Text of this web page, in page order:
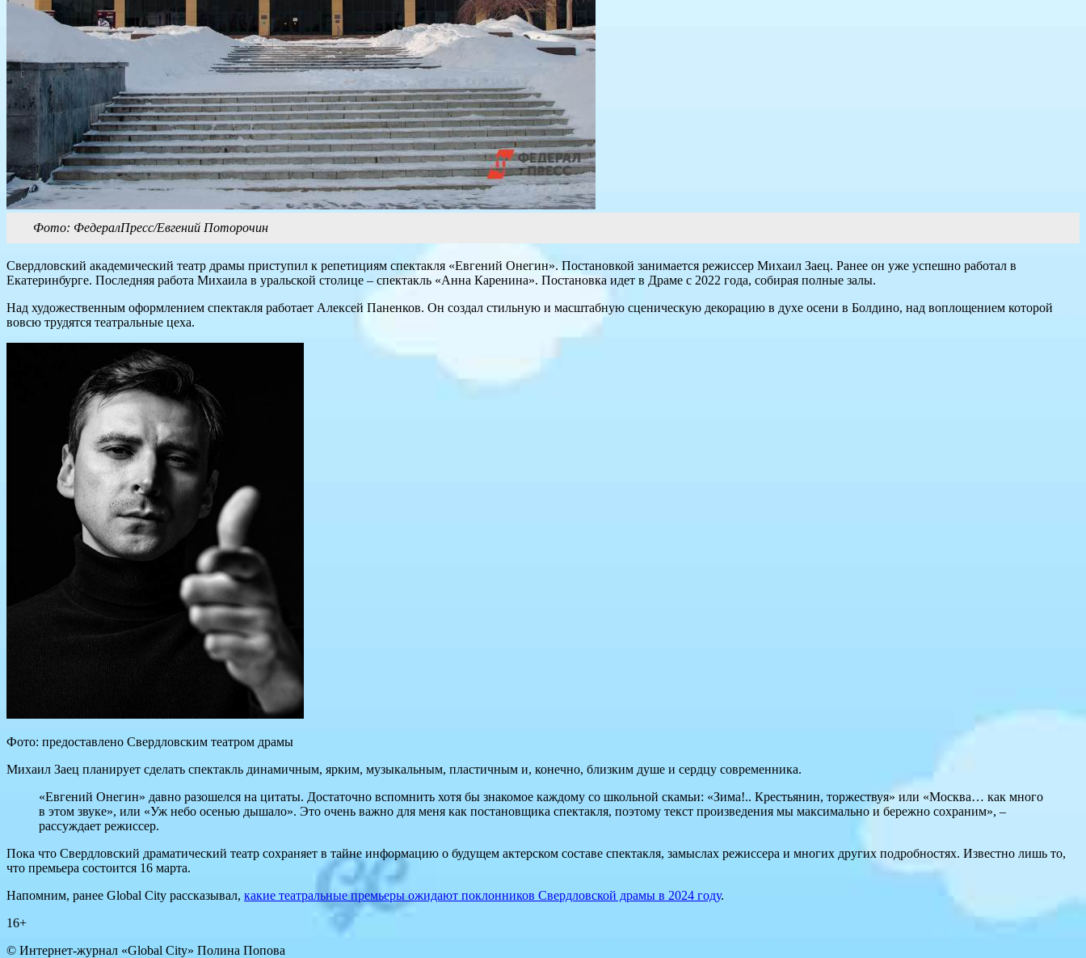
Фото: ФедералПресс/Евгений Поторочин
Свердловский академический театр драмы приступил к репетициям спектакля «Евгений Онегин». Постановкой занимается режиссер Михаил Заец. Ранее он уже успешно работал в
Екатеринбурге. Последняя работа Михаила в уральской столице – спектакль «Анна Каренина». Постановка идет в Драме с 2022 года, собирая полные залы.
Над художественным оформлением спектакля работает Алексей Паненков. Он создал стильную и масштабную сценическую декорацию в духе осени в Болдино, над воплощением которой
вовсю трудятся театральные цеха.
Фото: предоставлено Свердловским театром драмы
Михаил Заец планирует сделать спектакль динамичным, ярким, музыкальным, пластичным и, конечно, близким душе и сердцу современника.
«Евгений Онегин» давно разошелся на цитаты. Достаточно вспомнить хотя бы знакомое каждому со школьной скамьи: «Зима!.. Крестьянин, торжествуя» или «Москва… как много
в этом звуке», или «Уж небо осенью дышало». Это очень важно для меня как постановщика спектакля, поэтому текст произведения мы максимально и бережно сохраним», –
рассуждает режиссер.
Пока что Свердловский драматический театр сохраняет в тайне информацию о будущем актерском составе спектакля, замыслах режиссера и многих других подробностях. Известно лишь то,
что премьера состоится 16 марта.
Напомним, ранее Global City рассказывал, какие театральные премьеры ожидают поклонников Свердловской драмы в 2024 году.
16+
© Интернет-журнал «Global City» Полина Попова